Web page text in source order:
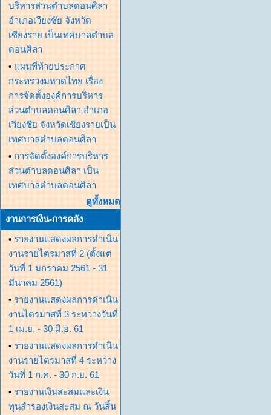
บริหารส่วนตำบลดอนศิลา
อำเภอเวียงชัย จังหวัด
เชียงราย เป็นเทศบาลตำบล
ดอนศิลา
• แผนที่ท้ายประกาศ
กระทรวงมหาดไทย เรื่อง
การจัดตั้งองค์การบริหาร
ส่วนตำบลดอนศิลา อำเภอ
เวียงชีย จังหวัดเชียงรายเป็น
เทศบาลตำบลดอนศิลา
• การจัดตั้งองค์การบริหาร
ส่วนตำบลดอนศิลา เป็น
เทศบาลตำบลดอนศิลา
ดูทั้งหมด
งานการเงิน-การคลัง
• รายงานแสดงผลการดำเนิน
งานรายไตรมาสที่ 2 (ตั้งแต่
วันที่ 1 มกราคม 2561 - 31
มีนาคม 2561)
• รายงานแสดงผลการดำเนิน
งานไตรมาสที่ 3 ระหว่างวันที่
1 เม.ย. - 30 มิ.ย. 61
• รายงานแสดงผลการดำเนิน
งานรายไตรมาสที่ 4 ระหว่าง
วันที่ 1 ก.ค. - 30 ก.ย. 61
• รายงานเงินสะสมและเงิน
ทุนสำรองเงินสะสม ณ วันสิ้น